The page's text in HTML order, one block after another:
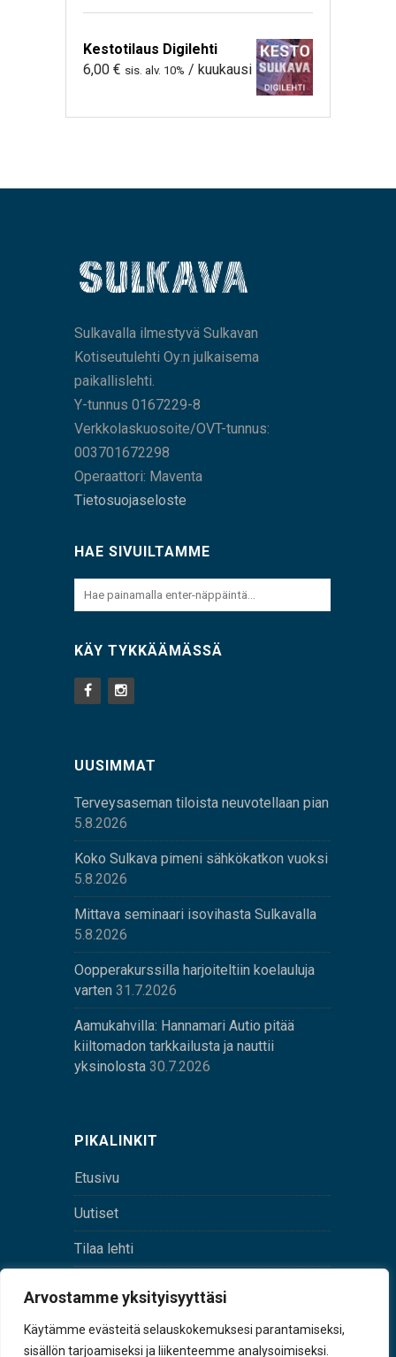
Arvostamme yksityisyyttäsi
Käytämme evästeitä selauskokemuksesi parantamiseksi,
sisällön tarjoamiseksi ja liikenteemme analysoimiseksi.
Kestotilaus Digilehti
6,00 € sis. alv. 10% / kuukausi
Sulkavalla ilmestyvä Sulkavan
Kotiseutulehti Oy:n julkaisema
paikallislehti.
Y-tunnus 0167229-8
Verkkolaskuosoite/OVT-tunnus:
003701672298
Operaattori: Maventa
Tietosuojaseloste
HAE SIVUILTAMME
KÄY TYKKÄÄMÄSSÄ
UUSIMMAT
Terveysaseman tiloista neuvotellaan pian
5.8.2026
Koko Sulkava pimeni sähkökatkon vuoksi
5.8.2026
Mittava seminaari isovihasta Sulkavalla
5.8.2026
Oopperakurssilla harjoiteltiin koelauluja
varten 31.7.2026
Aamukahvilla: Hannamari Autio pitää
kiiltomadon tarkkailusta ja nauttii
yksinolosta 30.7.2026
PIKALINKIT
Etusivu
Uutiset
Tilaa lehti